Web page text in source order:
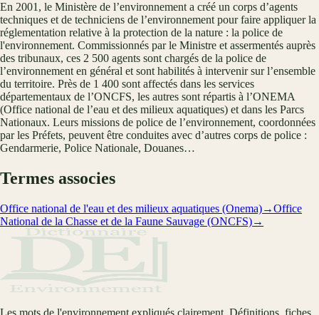
En 2001, le Ministère de l’environnement a créé un corps d’agents
techniques et de techniciens de l’environnement pour faire appliquer la
réglementation relative à la protection de la nature : la police de
l'environnement. Commissionnés par le Ministre et assermentés auprès
des tribunaux, ces 2 500 agents sont chargés de la police de
l’environnement en général et sont habilités à intervenir sur l’ensemble
du territoire. Près de 1 400 sont affectés dans les services
départementaux de l’ONCFS, les autres sont répartis à l’ONEMA
(Office national de l’eau et des milieux aquatiques) et dans les Parcs
Nationaux. Leurs missions de police de l’environnement, coordonnées
par les Préfets, peuvent être conduites avec d’autres corps de police :
Gendarmerie, Police Nationale, Douanes…
Termes associes
Office national de l'eau et des milieux aquatiques (Onema)→Office
National de la Chasse et de la Faune Sauvage (ONCFS)→
Les mots de l'environnement expliqués clairement. Définitions, fiches